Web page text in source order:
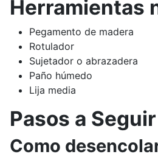
Herramientas
Pegamento de madera
Rotulador
Sujetador o abrazadera
Paño húmedo
Lija media
Pasos a Seguir
Como